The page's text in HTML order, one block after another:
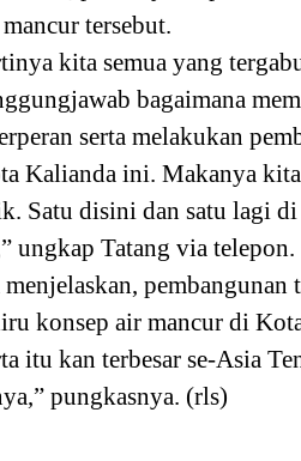
tersebut.
kita semua yang
bagaimana
serta melakukan
Kalianda ini. Makanya
Satu disini dan satu lagi
ungkap Tatang via telepon.
pembangunan
konsep air mancur di
itu kan terbesar se-Asia
pungkasnya. (rls)